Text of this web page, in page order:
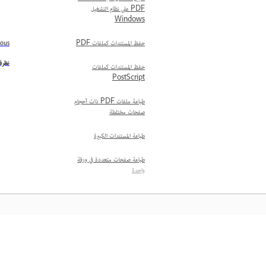
PDF على نظام التشغيل
Windows
حفظ المستندات كملفات PDF
حفظ المستندات كملفات
PostScript
طباعة ملفات PDF ذات أحجام
صفحات مختلطة
طباعة المستندات الكبيرة
طباعة صفحات متعددة في ورقة
واحدة
طباعة الصفحات ذات الإشارات